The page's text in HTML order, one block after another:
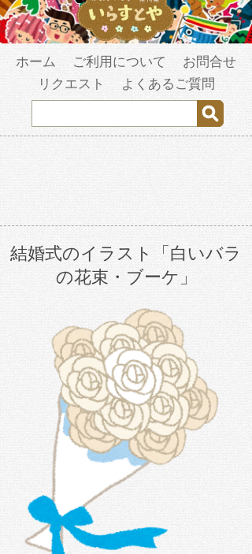
ホーム ご利用について
お問合せ
リクエスト
よくあるご質問
結婚式のイラスト「白いバラ
の花束・ブーケ」